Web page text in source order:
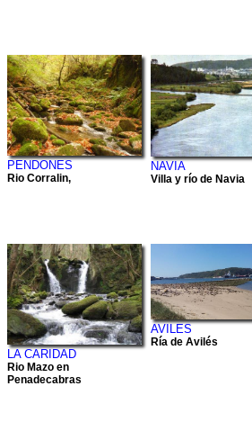
PENDONES
Rio Corralin,
NAVIA
Villa y río de Navia
LA CARIDAD
Rio Mazo en
Penadecabras
AVILES
Ría de Avilés